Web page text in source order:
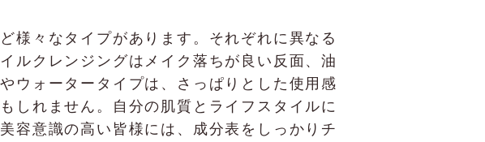
様々なタイプがあります。それぞれに異なる
ルクレンジングはメイク落ちが良い反面、油
ウォータータイプは、さっぱりとした使用感
しれません。自分の肌質とライフスタイルに
容意識の高い皆様には、成分表をしっかりチ